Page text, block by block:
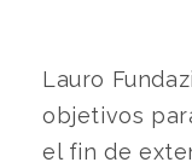
Lauro
objetivos
el fin de